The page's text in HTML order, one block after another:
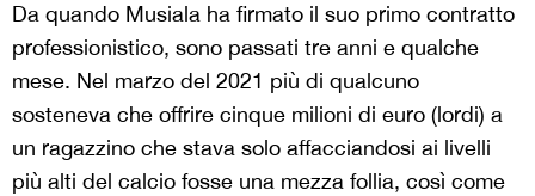
Da quando Musiala ha firmato il suo primo contratto
professionistico, sono passati tre anni e qualche
mese. Nel marzo del 2021 più di qualcuno
sosteneva che offrire cinque milioni di euro (lordi) a
un ragazzino che stava solo affacciandosi ai livelli
più alti del calcio fosse una mezza follia, così come